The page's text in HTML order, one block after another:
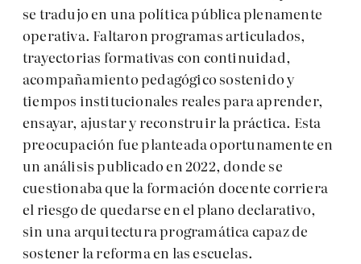
se tradujo en una política pública plenamente
operativa. Faltaron programas articulados,
trayectorias formativas con continuidad,
acompañamiento pedagógico sostenido y
tiempos institucionales reales para aprender,
ensayar, ajustar y reconstruir la práctica. Esta
preocupación fue planteada oportunamente en
un análisis publicado en 2022, donde se
cuestionaba que la formación docente corriera
el riesgo de quedarse en el plano declarativo,
sin una arquitectura programática capaz de
sostener la reforma en las escuelas.